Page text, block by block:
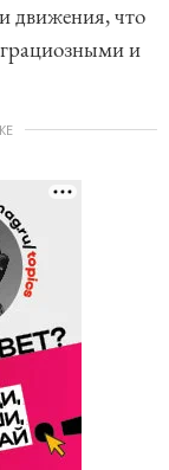
движения, что
грациозными и